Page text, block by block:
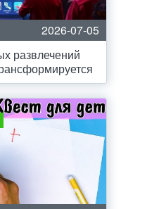
2026-07-05
развлечений